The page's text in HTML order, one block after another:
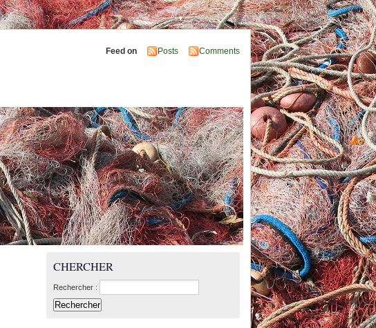
Feed on Posts Comments
CHERCHER
Rechercher :